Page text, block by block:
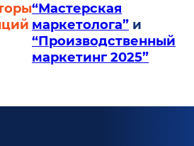
“Мастерская
маркетолога” и
“Производственный
маркетинг 2025”